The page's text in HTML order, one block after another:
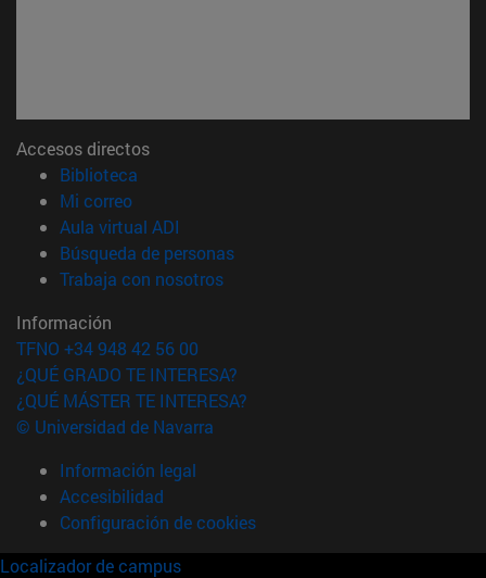
Accesos directos
Biblioteca
Mi correo(abre en nueva ventana)
Aula virtual ADI
Búsqueda de personas(abre en nueva ventana)
Trabaja con nosotros(abre en nueva ventana)
Información
TFNO +34 948 42 56 00
¿QUÉ GRADO TE INTERESA?
¿QUÉ MÁSTER TE INTERESA?
© Universidad de Navarra
Información legal
Accesibilidad
Configuración de cookies
Localizador de campus